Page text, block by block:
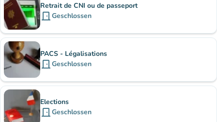
Retrait de CNI ou de passeport
door_front Geschlossen
PACS - Légalisations
door_front Geschlossen
Elections
door_front Geschlossen